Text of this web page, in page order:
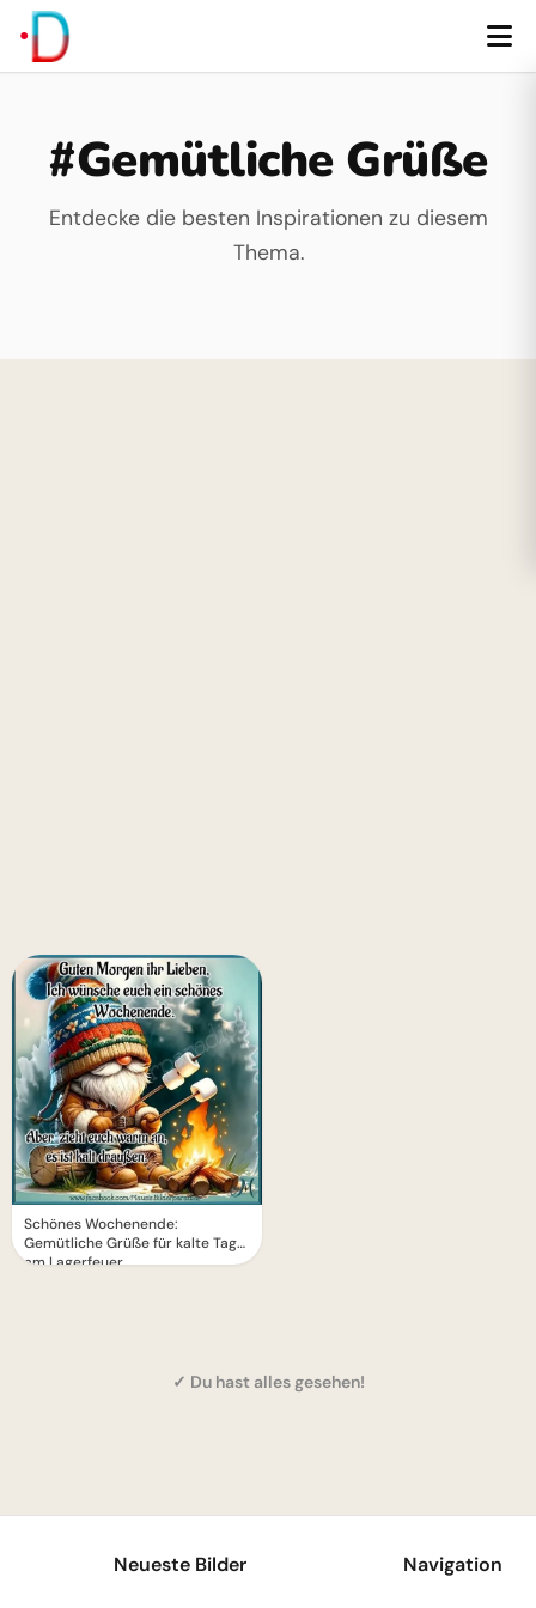
#Gemütliche Grüße
Entdecke die besten Inspirationen zu diesem
Thema.
Schönes Wochenende:
Gemütliche Grüße für kalte Tage
am Lagerfeuer
✓ Du hast alles gesehen!
Neueste Bilder Navigation